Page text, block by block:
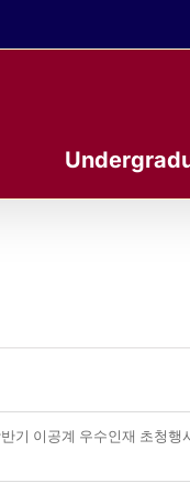
기 이공계 우수인재 초청행